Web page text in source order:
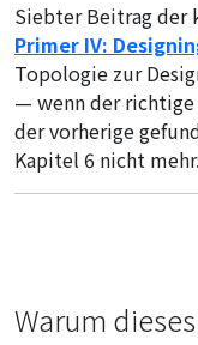
Siebter Beitrag der
Primer IV:
Topologie zur
— wenn der richtige
der vorherige
Kapitel 6 nicht mehr.
Warum